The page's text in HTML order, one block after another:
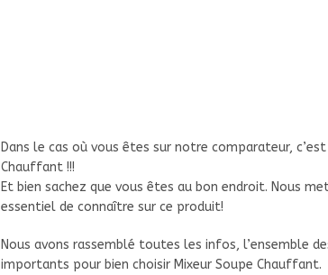
Dans le cas où vous êtes sur notre comparateur,
Chauffant !!!
Et bien sachez que vous êtes au bon endroit. Nous
essentiel de connaître sur ce produit!
Nous avons rassemblé toutes les infos, l’ensemble
importants pour bien choisir Mixeur Soupe Chauffant.